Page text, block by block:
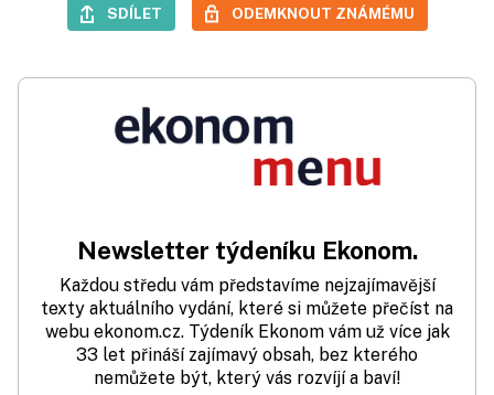
SDÍLET ODEMKNOUT ZNÁMÉMU
Newsletter týdeníku Ekonom.
Každou středu vám představíme nejzajímavější
texty aktuálního vydání, které si můžete přečíst na
webu ekonom.cz. Týdeník Ekonom vám už více jak
33 let přináší zajímavý obsah, bez kterého
nemůžete být, který vás rozvíjí a baví!